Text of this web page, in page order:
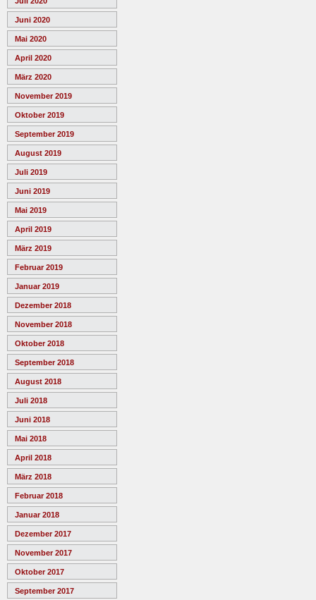
Juni 2020
Mai 2020
April 2020
März 2020
November 2019
Oktober 2019
September 2019
August 2019
Juli 2019
Juni 2019
Mai 2019
April 2019
März 2019
Februar 2019
Januar 2019
Dezember 2018
November 2018
Oktober 2018
September 2018
August 2018
Juli 2018
Juni 2018
Mai 2018
April 2018
März 2018
Februar 2018
Januar 2018
Dezember 2017
November 2017
Oktober 2017
September 2017